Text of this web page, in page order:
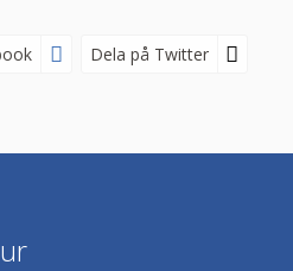
Dela på Twitter